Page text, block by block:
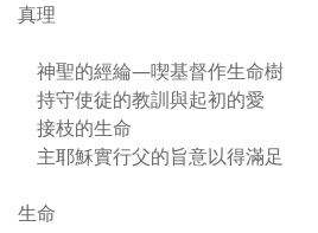
真理
神聖的經綸—喫基督作生命樹
持守使徒的教訓與起初的愛
接枝的生命
主耶穌實行父的旨意以得滿足
生命